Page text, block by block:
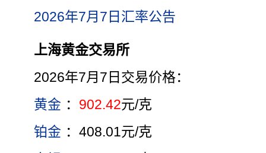
2026年7月7日汇率公告
上海黄金交易所
2026年7月7日交易价格：
黄金 ： 902.42元/克
铂金 ：408.01元/克